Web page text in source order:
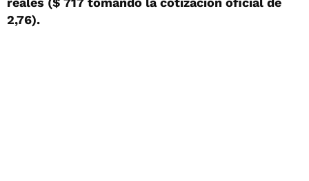
2,76).